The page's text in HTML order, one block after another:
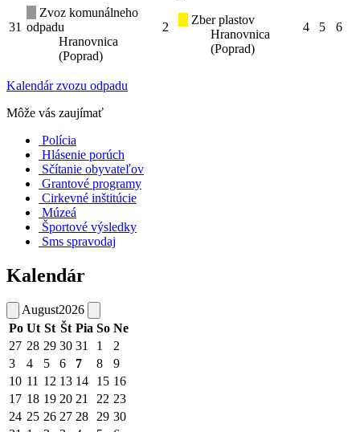
31
Zvoz komunálneho
odpadu
Hranovnica
(Poprad)
2
Zber plastov
Hranovnica
(Poprad)
4 5 6
Kalendár zvozu odpadu
Môže vás zaujímať
Polícia
Hlásenie porúch
Sčítanie obyvateľov
Grantové programy
Cirkevné inštitúcie
Múzeá
Športové výsledky
Sms spravodaj
Kalendár
August2026
Po Ut St Št Pia So Ne
27 28 29 30 31 1
2
3
4 5 6 7 8
9
10 11 12 13 14 15 16
17 18 19 20 21 22 23
24 25 26 27 28 29 30